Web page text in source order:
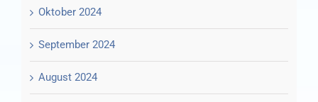
Oktober 2024
September 2024
August 2024